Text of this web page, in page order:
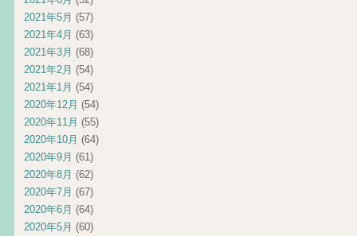
2021年5月 (57)
2021年4月 (63)
2021年3月 (68)
2021年2月 (54)
2021年1月 (54)
2020年12月 (54)
2020年11月 (55)
2020年10月 (64)
2020年9月 (61)
2020年8月 (62)
2020年7月 (67)
2020年6月 (64)
2020年5月 (60)